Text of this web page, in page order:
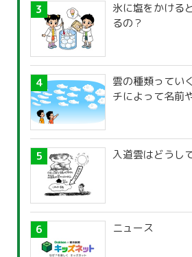
氷に塩をかける
るの？
雲の種類ってい
チによって名前
入道雲はどうし
ニュース